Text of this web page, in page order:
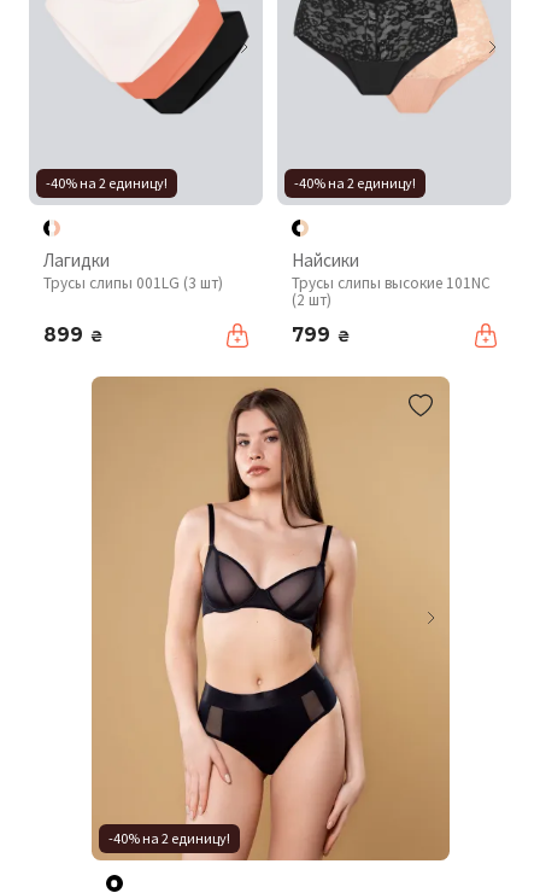
-40% на 2 единицу!
Лагидки
Трусы слипы 001LG (3 шт)
899 ₴
-40% на 2 единицу!
Найсики
Трусы слипы высокие 101NC
(2 шт)
799 ₴
-40% на 2 единицу!